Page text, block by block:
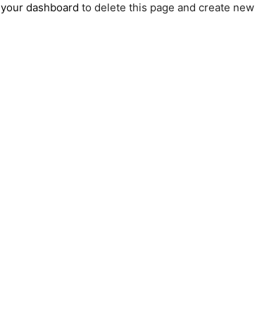
your dashboard to delete this page and create new